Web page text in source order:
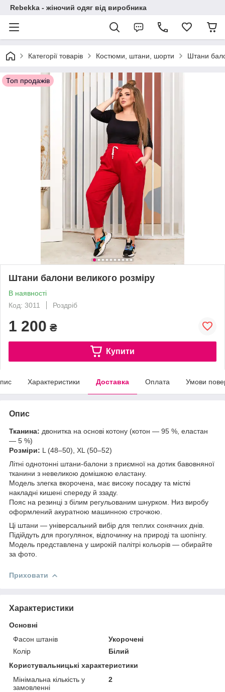
Rebekka - жіночий одяг від виробника
Категорії товарів Костюми, штани, шорти Штани
Топ продажів
Штани балони великого розмiру
В наявності
Код: 3011
Роздріб
1 200 ₴
Купити
Характеристики Доставка Оплата Умови
Опис
Тканина: двонитка на основі котону (котон — 95 %, еластан
— 5 %)
Розміри: L (48–50), XL (50–52)
Літні однотонні штани-балони з приємної на дотик бавовняної
тканини з невеликою домішкою еластану.
Модель злегка вкорочена, має високу посадку та місткі
накладні кишені спереду й ззаду.
Пояс на резинці з білим регульованим шнурком. Низ виробу
оформлений акуратною машинною строчкою.
Ці штани — універсальний вибір для теплих сонячних днів.
Підійдуть для прогулянок, відпочинку на природі та шопінгу.
Модель представлена у широкій палітрі кольорів — обирайте
за фото.
Приховати
Характеристики
Основні
Фасон штанів
Укорочені
Колір
Білий
Користувальницькі характеристики
Мінімальна кількість у
замовленні
2